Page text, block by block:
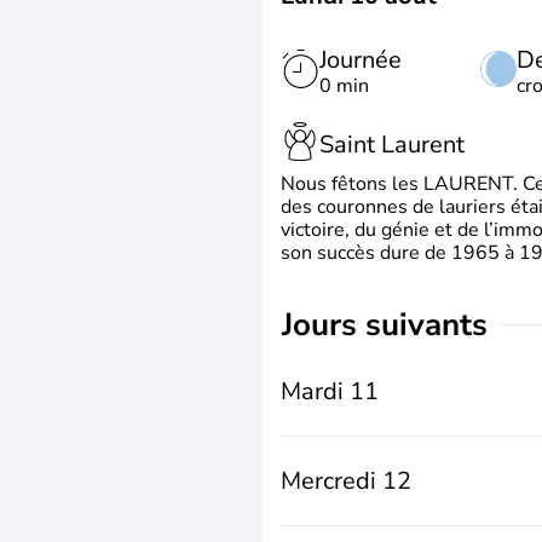
Journée
0 min
Saint Laurent
Nous fêtons les LAURENT.
des couronnes de lauriers
victoire, du génie et de
son succès dure de 1965 à
jours suivants
Mardi 11
Mercredi 12